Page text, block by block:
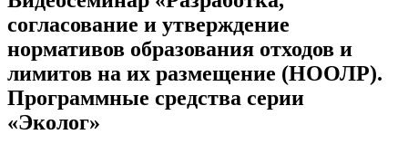
согласование и утверждение
нормативов образования отходов и
лимитов на их размещение (НООЛР).
Программные средства серии
«Эколог»